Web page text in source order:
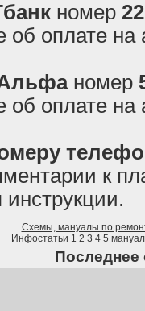
номер
об оплате на
номер
об оплате на
к
инструкции.
Схемы, мануалы по
Инфостатьи 1 2 3 4 5